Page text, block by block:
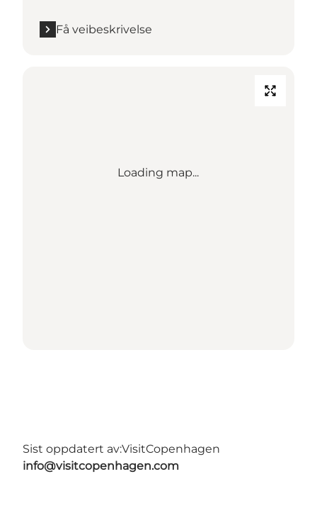
Få veibeskrivelse
Loading map...
Sist oppdatert av:VisitCopenhagen
info@visitcopenhagen.com